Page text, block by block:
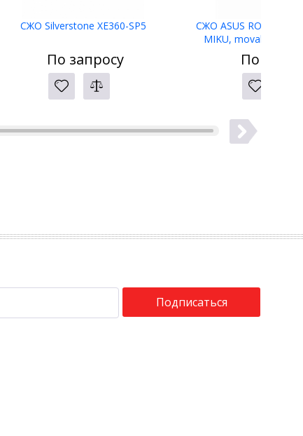
СЖО Silverstone XE360-SP5
По запросу
СЖО ASUS ROG RYUO
MIKU, movable
AMOLED display,
1700, 1851,
По
Подписаться